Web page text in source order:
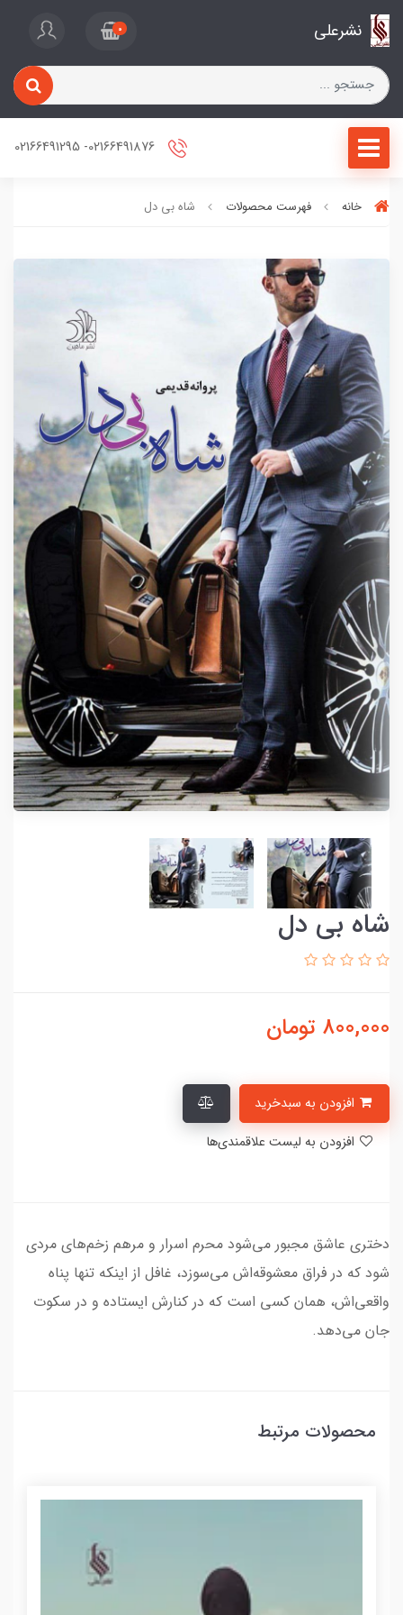
نشرعلی 0
خانه فهرست محصولات شاه بی دل
شاه بی دل
800,000 تومان
دختری عاشق مجبور می‌شود محرم اسرار و مرهم زخم‌های مردی
شود که در فراق معشوقه‌اش می‌سوزد، غافل از اینکه تنها پناه
واقعی‌اش، همان کسی است که در کنارش ایستاده و در سکوت
جان می‌دهد.
محصولات مرتبط